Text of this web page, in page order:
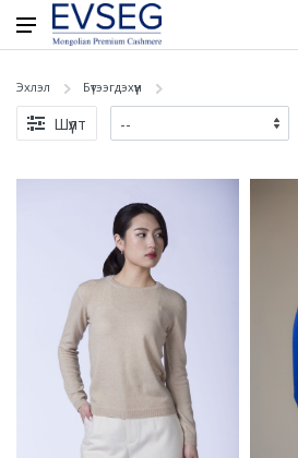
Эхлэл Бүтээгдэхүүн
Шүүлт